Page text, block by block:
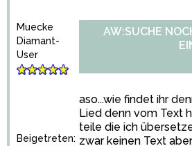
Muecke
Diamant-
User
Beigetreten:
AW:SUCHE
aso...wie findet ihr
Lied denn vom Text
teile die ich
zwar keinen Text